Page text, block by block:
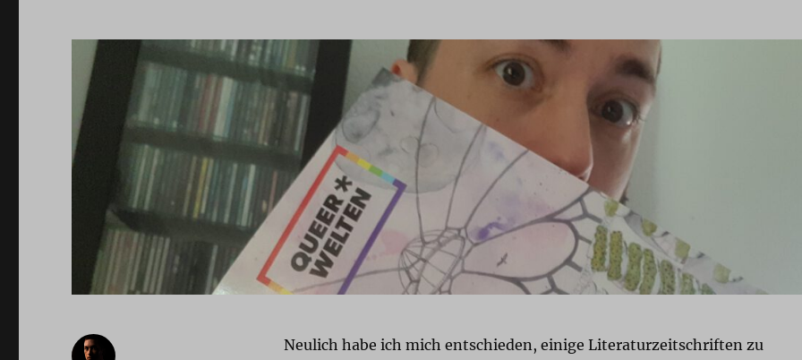
Neulich habe ich mich entschieden, einige Literaturzeitschriften zu